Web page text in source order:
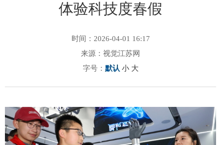
体验科技度春假
时间：2026-04-01 16:17
来源：视觉江苏网
字号： 默认 小 大